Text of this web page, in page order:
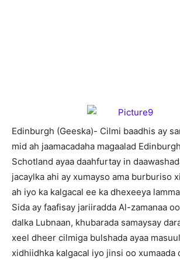
Edinburgh (Geeska)- Cilmi baadhis ay
mid ah jaamacadaha magaalad
Schotland ayaa daahfurtay in
jacaylka ahi ay xumayso ama burburiso
ah iyo ka kalgacal ee ka dhexeeya
Sida ay faafisay jariiradda Al-zamanaa
dalka Lubnaan, khubarada samaysay
xeel dheer cilmiga bulshada ayaa
xidhiidhka kalgacal iyo jinsi oo xumaada